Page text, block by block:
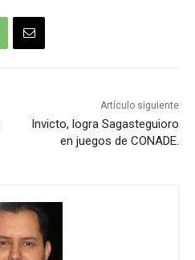
Artículo siguiente
Invicto, logra Sagasteguioro
en juegos de CONADE.